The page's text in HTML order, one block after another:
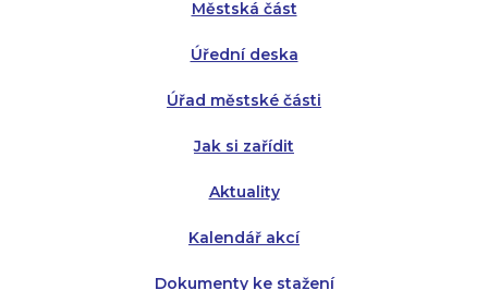
Městská část
Úřední deska
Úřad městské části
Jak si zařídit
Aktuality
Kalendář akcí
Dokumenty ke stažení
Středa:
Čtvrtek:
Pátek:
Středa:
Čtvrtek: